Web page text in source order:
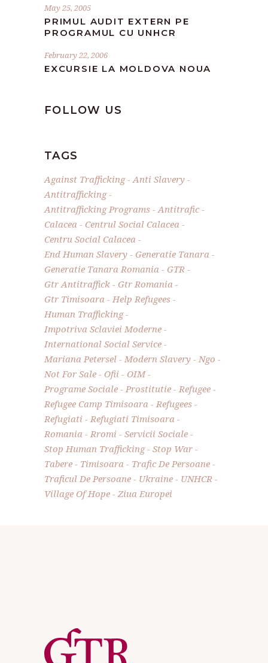
May 25, 2005
PRIMUL AUDIT EXTERN PE
PROGRAMUL CU UNHCR
February 22, 2006
EXCURSIE LA MOLDOVA NOUA
FOLLOW US
TAGS
Against Trafficking
Anti Slavery
Antitrafficking
Antitrafficking Programs
Antitrafic
Calacea
Centrul Social Calacea
Centru Social Calacea
End Human Slavery
Generatie Tanara
Generatie Tanara Romania
GTR
Gtr Antitraffick
Gtr Romania
Gtr Timisoara
Help Refugees
Human Trafficking
Impotriva Sclaviei Moderne
International Social Service
Mariana Petersel
Modern Slavery
Ngo
Not For Sale
Ofii
OIM
Programe Sociale
Prostitutie
Refugee
Refugee Camp Timisoara
Refugees
Refugiati
Refugiati Timisoara
Romania
Rromi
Servicii Sociale
Stop Human Trafficking
Stop War
Tabere
Timisoara
Trafic De Persoane
Traficul De Persoane
Ukraine
UNHCR
Village Of Hope
Ziua Europei